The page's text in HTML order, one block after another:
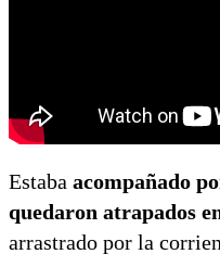
Estaba acompañado
quedaron atrapados
arrastrado por la